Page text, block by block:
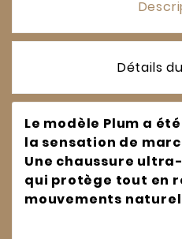
Détails
Le modèle Plum a
la sensation de
Une chaussure
qui protège tout en
mouvements